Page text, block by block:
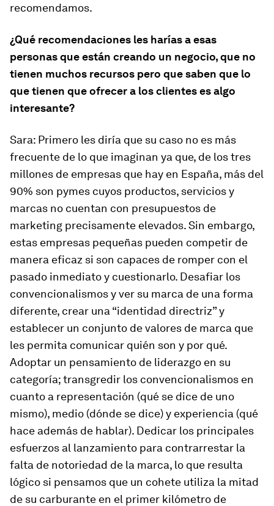
recomendamos.
¿Qué recomendaciones les harías a esas
personas que están creando un negocio, que no
tienen muchos recursos pero que saben que lo
que tienen que ofrecer a los clientes es algo
interesante?
Sara: Primero les diría que su caso no es más
frecuente de lo que imaginan ya que, de los tres
millones de empresas que hay en España, más del
90% son pymes cuyos productos, servicios y
marcas no cuentan con presupuestos de
marketing precisamente elevados. Sin embargo,
estas empresas pequeñas pueden competir de
manera eficaz si son capaces de romper con el
pasado inmediato y cuestionarlo. Desafiar los
convencionalismos y ver su marca de una forma
diferente, crear una “identidad directriz” y
establecer un conjunto de valores de marca que
les permita comunicar quién son y por qué.
Adoptar un pensamiento de liderazgo en su
categoría; transgredir los convencionalismos en
cuanto a representación (qué se dice de uno
mismo), medio (dónde se dice) y experiencia (qué
hace además de hablar). Dedicar los principales
esfuerzos al lanzamiento para contrarrestar la
falta de notoriedad de la marca, lo que resulta
lógico si pensamos que un cohete utiliza la mitad
de su carburante en el primer kilómetro de